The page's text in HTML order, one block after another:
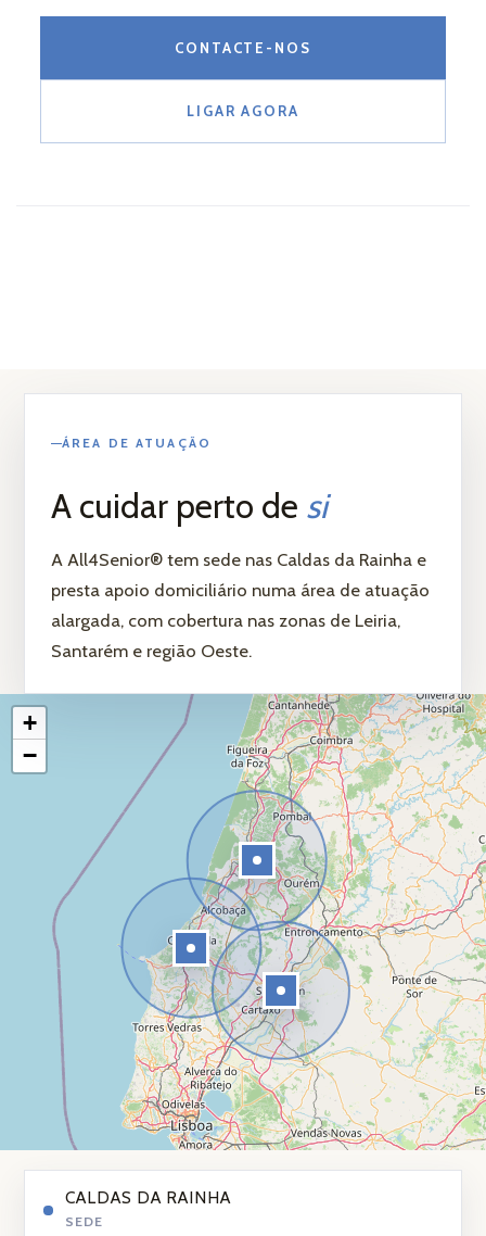
CONTACTE-NOS
LIGAR AGORA
+
−
ÁREA DE ATUAÇÃO
A cuidar perto de si
A All4Senior® tem sede nas Caldas da Rainha e
presta apoio domiciliário numa área de atuação
alargada, com cobertura nas zonas de Leiria,
Santarém e região Oeste.
CALDAS DA RAINHA
SEDE